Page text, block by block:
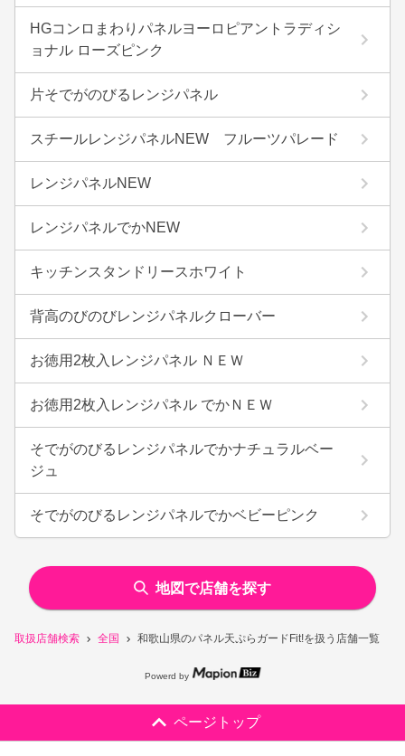
取扱店舗検索 全国 和歌山県のパネル天ぷらガードFit!を扱う店舗一覧
HGコンロまわりパネルヨーロピアントラディシ
ョナル ローズピンク
片そでがのびるレンジパネル
スチールレンジパネルNEW フルーツパレード
レンジパネルNEW
レンジパネルでかNEW
キッチンスタンドリースホワイト
背高のびのびレンジパネルクローバー
お徳用2枚入レンジパネル ＮＥＷ
お徳用2枚入レンジパネル でかＮＥＷ
そでがのびるレンジパネルでかナチュラルベー
ジュ
そでがのびるレンジパネルでかベビーピンク
地図で店舗を探す
Powerd by
ページトップ